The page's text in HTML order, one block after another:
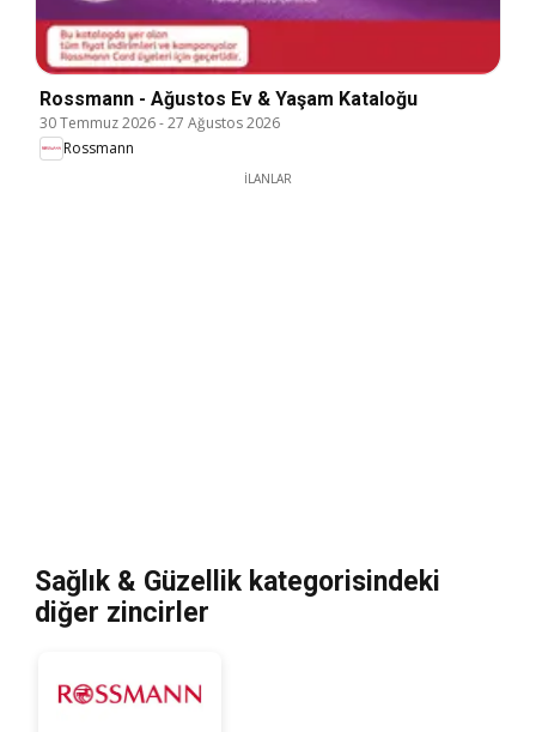
Rossmann - Ağustos Ev & Yaşam Kataloğu
30 Temmuz 2026-27 Ağustos 2026
Rossmann
İLANLAR
Sağlık & Güzellik kategorisindeki
diğer zincirler